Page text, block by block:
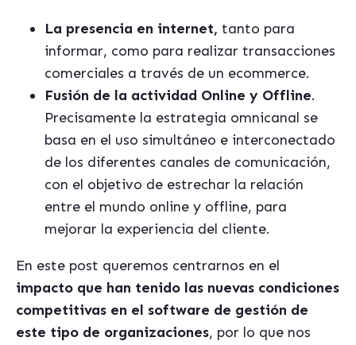
La presencia en internet, tanto para
informar, como para realizar transacciones
comerciales a través de un ecommerce.
Fusión de la actividad Online y Offline.
Precisamente la estrategia omnicanal se
basa en el uso simultáneo e interconectado
de los diferentes canales de comunicación,
con el objetivo de estrechar la relación
entre el mundo online y offline, para
mejorar la experiencia del cliente.
En este post queremos centrarnos en el
impacto que han tenido las nuevas condiciones
competitivas en el software de gestión de
este tipo de organizaciones, por lo que nos